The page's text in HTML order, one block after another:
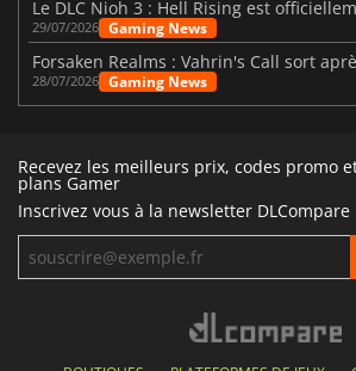
29/07/2026 Gaming News
28/07/2026 Gaming News
Recevez les meilleurs prix, codes promo
plans Gamer
Inscrivez vous à la newsletter DLCompare